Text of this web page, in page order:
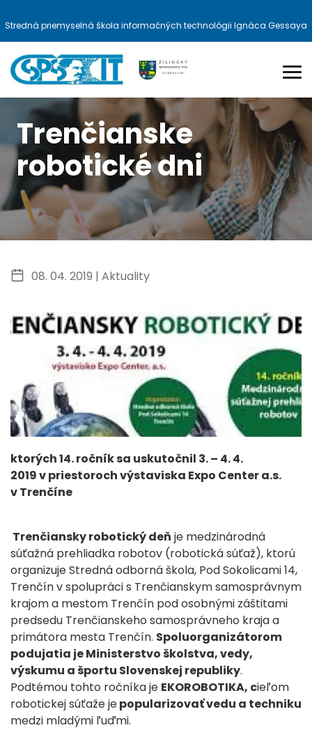
Stredná priemyselná škola informačných technológii Ignáca Gessaya
Trenčianske
robotické dni
08. 04. 2019 | Aktuality
ktorých 14. ročník sa uskutočnil 3. – 4. 4.
2019v priestoroch výstaviska Expo Center a.s.
v Trenčíne
Trenčiansky robotický deň je medzinárodná
súťažná prehliadka robotov (robotická súťaž), ktorú
organizuje Stredná odborná škola, Pod Sokolicami 14,
Trenčín v spolupráci s Trenčianskym samosprávnym
krajom a mestom Trenčín pod osobnými záštitami
predsedu Trenčianskeho samosprávneho kraja a
primátora mesta Trenčín. Spoluorganizátorom
podujatia je Ministerstvo školstva, vedy,
výskumu a športu Slovenskej republiky.
Podtémou tohto ročníka je EKOROBOTIKA, cieľom
robotickej súťaže jepopularizovať vedu a techniku
medzi mladými ľuďmi.